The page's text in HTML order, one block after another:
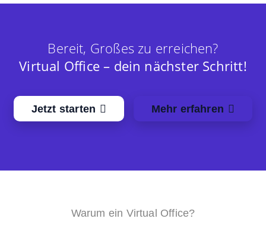
Bereit, Großes zu erreichen?
Virtual Office – dein nächster Schritt!
Jetzt starten Mehr erfahren
Warum ein Virtual Office?